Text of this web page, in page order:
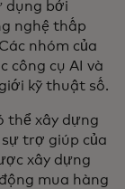
dụng bởi
nghệ thấp
nhóm của
công cụ AI và
kỹ thuật số.
thể xây dựng
trợ giúp của
xây dựng
mua hàng